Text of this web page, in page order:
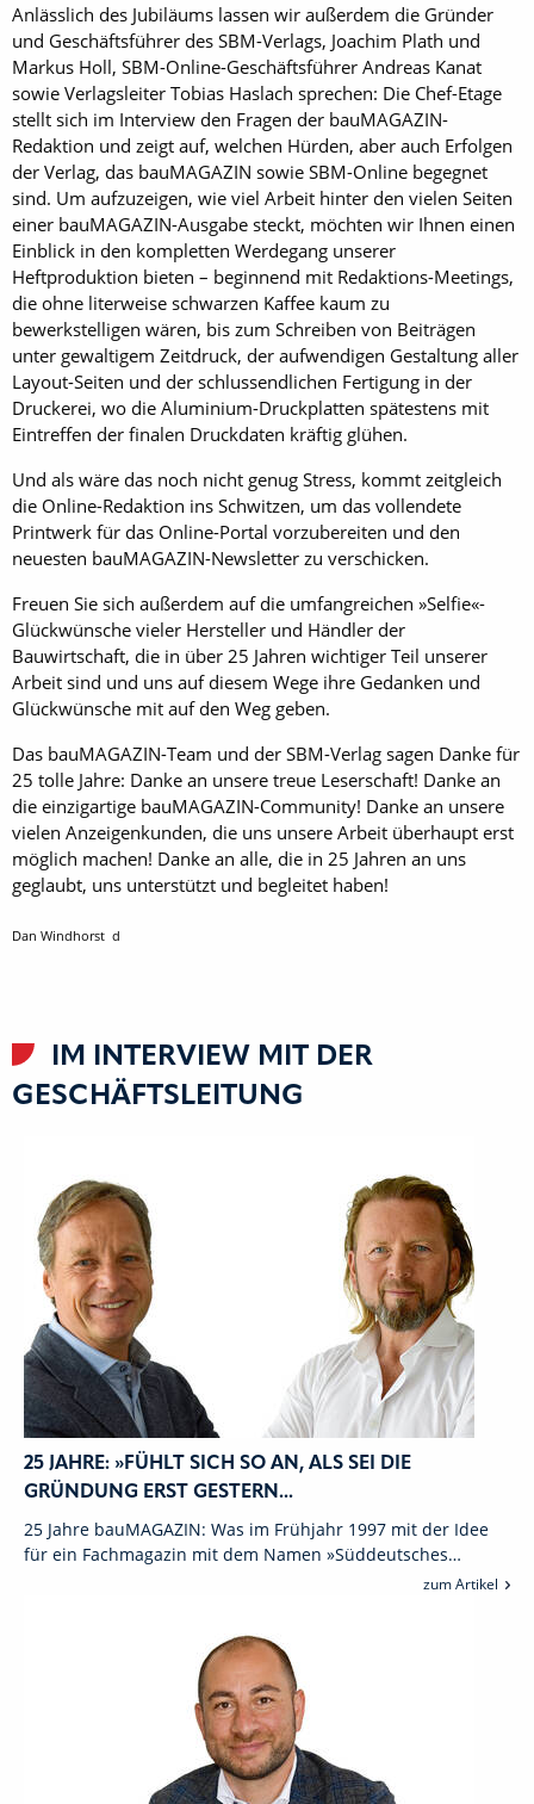
Anlässlich des Jubiläums lassen wir außerdem die Gründer
und Geschäftsführer des SBM-Verlags, Joachim Plath und
Markus Holl, SBM-Online-Geschäftsführer Andreas Kanat
sowie Verlagsleiter Tobias Haslach sprechen: Die Chef-Etage
stellt sich im Interview den Fragen der bauMAGAZIN-
Redaktion und zeigt auf, welchen Hürden, aber auch Erfolgen
der Verlag, das bauMAGAZIN sowie SBM-Online begegnet
sind. Um aufzuzeigen, wie viel Arbeit hinter den vielen Seiten
einer bauMAGAZIN-Ausgabe steckt, möchten wir Ihnen einen
Einblick in den kompletten Werdegang unserer
Heftproduktion bieten – beginnend mit Redaktions-Meetings,
die ohne literweise schwarzen Kaffee kaum zu
bewerkstelligen wären, bis zum Schreiben von Beiträgen
unter gewaltigem Zeitdruck, der aufwendigen Gestaltung aller
Layout-Seiten und der schlussendlichen Fertigung in der
Druckerei, wo die Aluminium-Druckplatten spätestens mit
Eintreffen der finalen Druckdaten kräftig glühen.
Und als wäre das noch nicht genug Stress, kommt zeitgleich
die Online-Redaktion ins Schwitzen, um das vollendete
Printwerk für das Online-Portal vorzubereiten und den
neuesten bauMAGAZIN-Newsletter zu verschicken.
Freuen Sie sich außerdem auf die umfangreichen »Selfie«-
Glückwünsche vieler Hersteller und Händler der
Bauwirtschaft, die in über 25 Jahren wichtiger Teil unserer
Arbeit sind und uns auf diesem Wege ihre Gedanken und
Glückwünsche mit auf den Weg geben.
Das bauMAGAZIN-Team und der SBM-Verlag sagen Danke für
25 tolle Jahre: Danke an unsere treue Leserschaft! Danke an
die einzigartige bauMAGAZIN-Community! Danke an unsere
vielen Anzeigenkunden, die uns unsere Arbeit überhaupt erst
möglich machen! Danke an alle, die in 25 Jahren an uns
geglaubt, uns unterstützt und begleitet haben!
Dan Windhorst d
IM INTERVIEW MIT DER
GESCHÄFTSLEITUNG
25 JAHRE: »FÜHLT SICH SO AN, ALS SEI DIE
GRÜNDUNG ERST GESTERN...
25 Jahre bauMAGAZIN: Was im Frühjahr 1997 mit der Idee
für ein Fachmagazin mit dem Namen »Süddeutsches…
zum Artikel